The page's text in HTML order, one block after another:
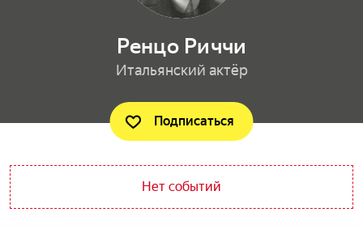
Ренцо Риччи
Итальянский актёр
Подписаться
Нет событий